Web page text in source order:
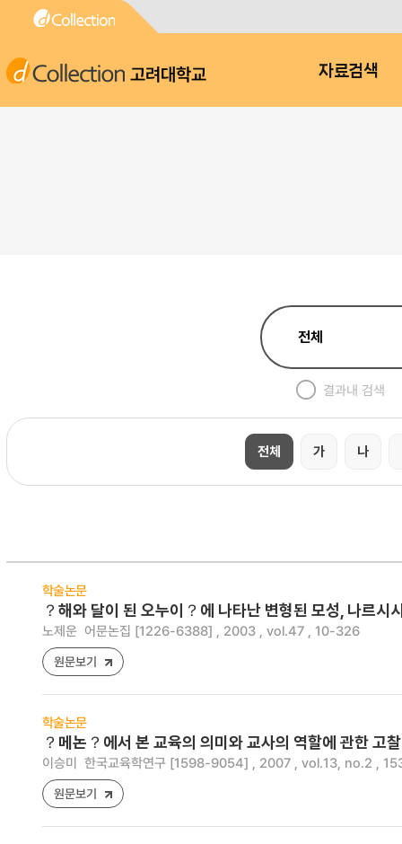
고려대학교 자료검색
결과내 검색
전체 가 나
학술논문
？해와 달이 된 오누이？에 나타난 변형된 모성, 나르시
노제운 어문논집 [1226-6388] , 2003 , vol.47 , 10-326
원문보기
학술논문
？메논？에서 본 교육의 의미와 교사의 역할에 관한 고찰
이승미 한국교육학연구 [1598-9054] , 2007 , vol.13, no.2 ,
원문보기